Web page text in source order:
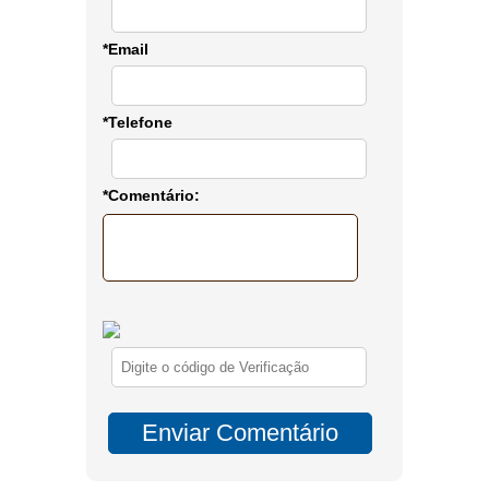
*Email
*Telefone
*Comentário: